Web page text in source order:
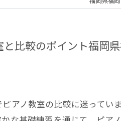
と比較のポイント福岡
アノ教室の比較に迷って